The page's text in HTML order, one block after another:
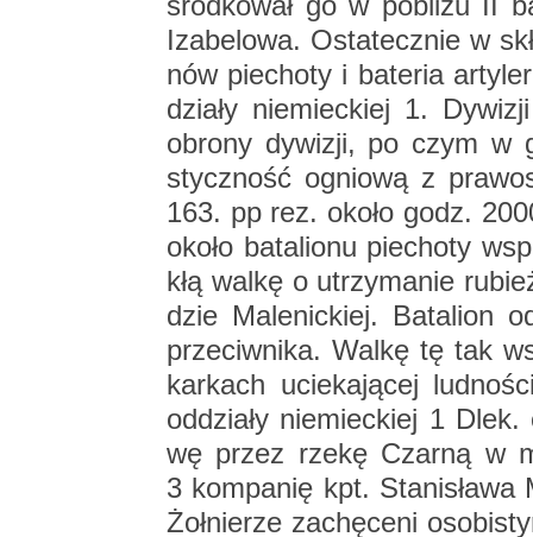
Iza­be­lo­wa. Osta­tecz­nie w
nów pie­cho­ty i ba­te­ria
dzia­ły nie­miec­kiej 1.
obro­ny dy­wi­zji, po czym w
stycz­ność ognio­wą z
163. pp rez. około godz.
około ba­ta­lio­nu pie­cho­ty
kłą walkę o utrzy­ma­nie
dzie Ma­le­nic­kiej. Ba­ta­lion
prze­ciw­ni­ka. Walkę tę tak
kar­kach ucie­ka­ją­cej
od­dzia­ły nie­miec­kiej 1
wę przez rzekę Czar­ną w
3 kom­pa­nię kpt. Sta­ni­sła­wa
Żoł­nie­rze za­chę­ce­ni